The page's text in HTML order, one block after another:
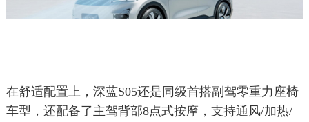
在舒适配置上，深蓝S05还是同级首搭副驾零重力座椅
车型，还配备了主驾背部8点式按摩，支持通风/加热/